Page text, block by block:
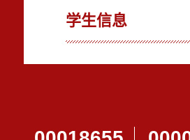
学生信息